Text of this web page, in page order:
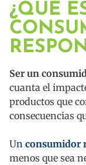
¿QUÉ
Ser un
cuanta el
productos que
consecuencias
Un consumidor
menos que sea